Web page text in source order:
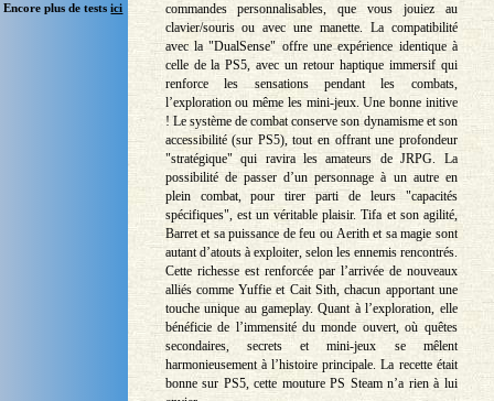
Encore plus de testsici
commandes personnalisables, que vous jouiez au
clavier/souris ou avec une manette. La compatibilité
avec la "DualSense" offre une expérience identique à
celle de la PS5, avec un retour haptique immersif qui
renforce les sensations pendant les combats,
l’exploration ou même les mini-jeux. Une bonne initive
! Le système de combat conserve son dynamisme et son
accessibilité (sur PS5), tout en offrant une profondeur
"stratégique" qui ravira les amateurs de JRPG. La
possibilité de passer d’un personnage à un autre en
plein combat, pour tirer parti de leurs "capacités
spécifiques", est un véritable plaisir. Tifa et son agilité,
Barret et sa puissance de feu ou Aerith et sa magie sont
autant d’atouts à exploiter, selon les ennemis rencontrés.
Cette richesse est renforcée par l’arrivée de nouveaux
alliés comme Yuffie et Cait Sith, chacun apportant une
touche unique au gameplay. Quant à l’exploration, elle
bénéficie de l’immensité du monde ouvert, où quêtes
secondaires, secrets et mini-jeux se mêlent
harmonieusement à l’histoire principale. La recette était
bonne sur PS5, cette mouture PS Steam n’a rien à lui